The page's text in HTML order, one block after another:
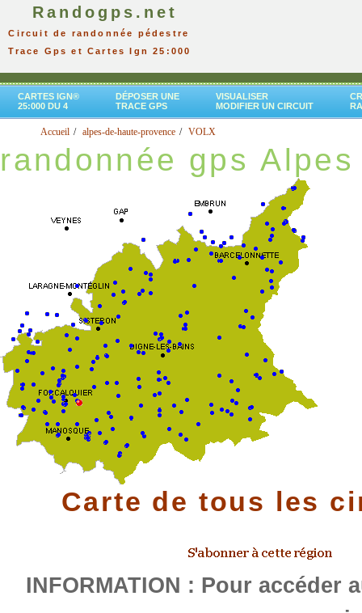
Randogps.net
Circuit de randonnée pédestre
Trace Gps et Cartes Ign 25:000
CARTES IGN®
25:000 DU 4
DÉPOSER UNE
TRACE GPS
VISUALISER
MODIFIER UN CIRCUIT
Accueil alpes-de-haute-provence VOLX
randonnée gps
Carte de tous les
INFORMATION : Pour